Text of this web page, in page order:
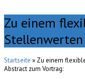
Zu einem
Stellenwerten
Startseite » Zu einem
Abstract zum Vortrag: